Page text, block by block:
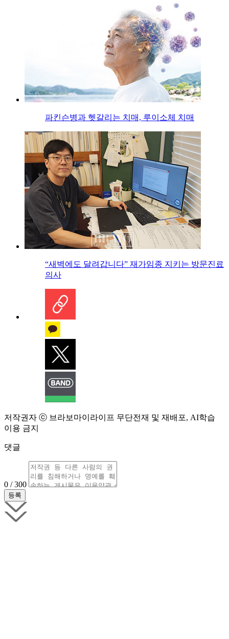
파킨슨병과 헷갈리는 치매, 루이소체 치매
“새벽에도 달려갑니다” 재가임종 지키는 방문진료
의사
저작권자 ⓒ 브라보마이라이프 무단전재 및 재배포, AI학습
이용 금지
댓글
0 / 300